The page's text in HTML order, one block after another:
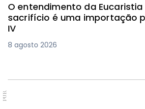
O entendimento da
sacrifício é uma importação
IV
8 agosto 2026
PUB.